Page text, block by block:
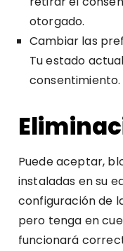
otorgado.
Cambiar las
Tu estado
consentimiento.
Puede aceptar,
instaladas en su
configuración de
pero tenga en
funcionará